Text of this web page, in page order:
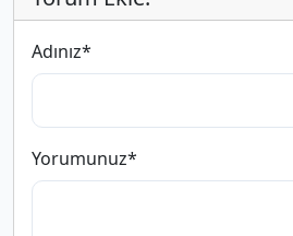
Adınız*
Yorumunuz*